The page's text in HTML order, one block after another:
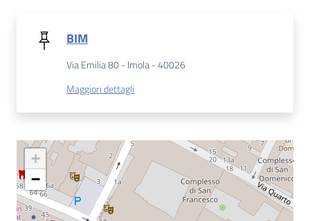
Catalogo
on line
BIM
Via Emilia 80 - Imola - 40026
Maggiori dettagli
+
−